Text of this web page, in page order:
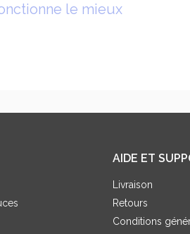
le mieux
AIDE ET
Livraison
Retours
Conditions